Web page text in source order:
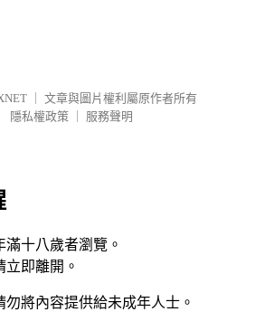
文章與圖片權利屬原作者所有
隱私權政策
服務聲明
十八歲者瀏覽。
即離開。
將內容提供給未成年人士。